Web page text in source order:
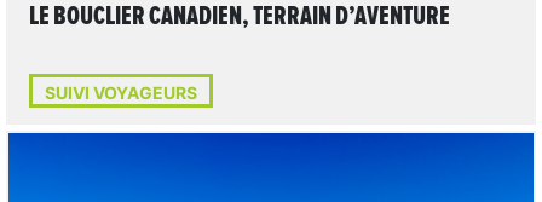
LE BOUCLIER CANADIEN, TERRAIN D’AVENTURE
SUIVI VOYAGEURS